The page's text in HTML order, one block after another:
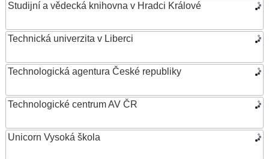
Studijní a vědecká knihovna v Hradci Králové
Technická univerzita v Liberci
Technologická agentura České republiky
Technologické centrum AV ČR
Unicorn Vysoká škola